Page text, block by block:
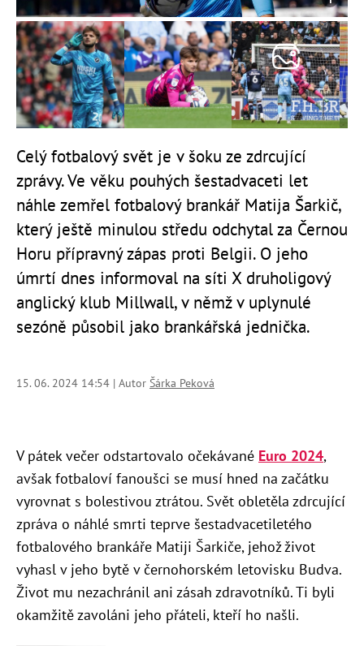
Celý fotbalový svět je v šoku ze zdrcující
zprávy. Ve věku pouhých šestadvaceti let
náhle zemřel fotbalový brankář Matija Šarkič,
který ještě minulou středu odchytal za Černou
Horu přípravný zápas proti Belgii. O jeho
úmrtí dnes informoval na síti X druholigový
anglický klub Millwall, v němž v uplynulé
sezóně působil jako brankářská jednička.
15. 06. 2024 14:54 | Autor Šárka Peková
V pátek večer odstartovalo očekávané Euro 2024,
avšak fotbaloví fanoušci se musí hned na začátku
vyrovnat s bolestivou ztrátou. Svět obletěla zdrcující
zpráva o náhlé smrti teprve šestadvacetiletého
fotbalového brankáře Matiji Šarkiče, jehož život
vyhasl v jeho bytě v černohorském letovisku Budva.
Život mu nezachránil ani zásah zdravotníků. Ti byli
okamžitě zavoláni jeho přáteli, kteří ho našli.